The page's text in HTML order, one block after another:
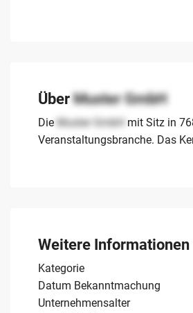
ÜberMuster GmbH
Die Muster GmbH mit Sitz in
Veranstaltungsbranche. Das
Weitere Informationen
Kategorie
Datum Bekanntmachung
Unternehmensalter